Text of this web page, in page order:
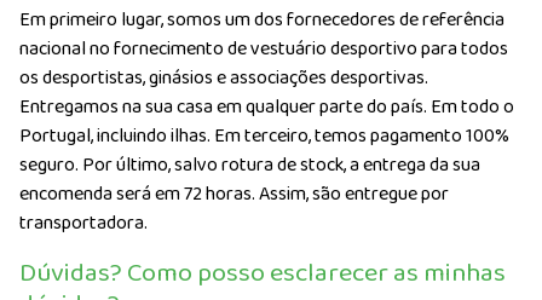
Em primeiro lugar, somos um dos fornecedores de referência
nacional no fornecimento de vestuário desportivo para todos
os desportistas, ginásios e associações desportivas.
Entregamos na sua casa em qualquer parte do país. Em todo o
Portugal, incluindo ilhas. Em terceiro, temos pagamento 100%
seguro. Por último, salvo rotura de stock, a entrega da sua
encomenda será em 72 horas. Assim, são entregue por
transportadora.
Dúvidas? Como posso esclarecer as minhas